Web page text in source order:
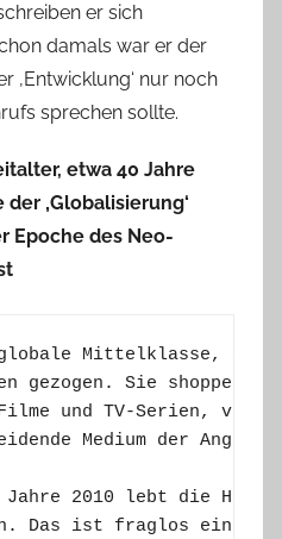
er sich
damals war er der
‚Entwicklung‘ nur noch
sprechen sollte.
etwa 40 Jahre
‚Globalisierung‘
Epoche des Neo-
Mittelklasse, ob
gezogen. Sie
und TV-Serien,
Medium der
Jahre 2010 lebt die
Das ist fraglos ein